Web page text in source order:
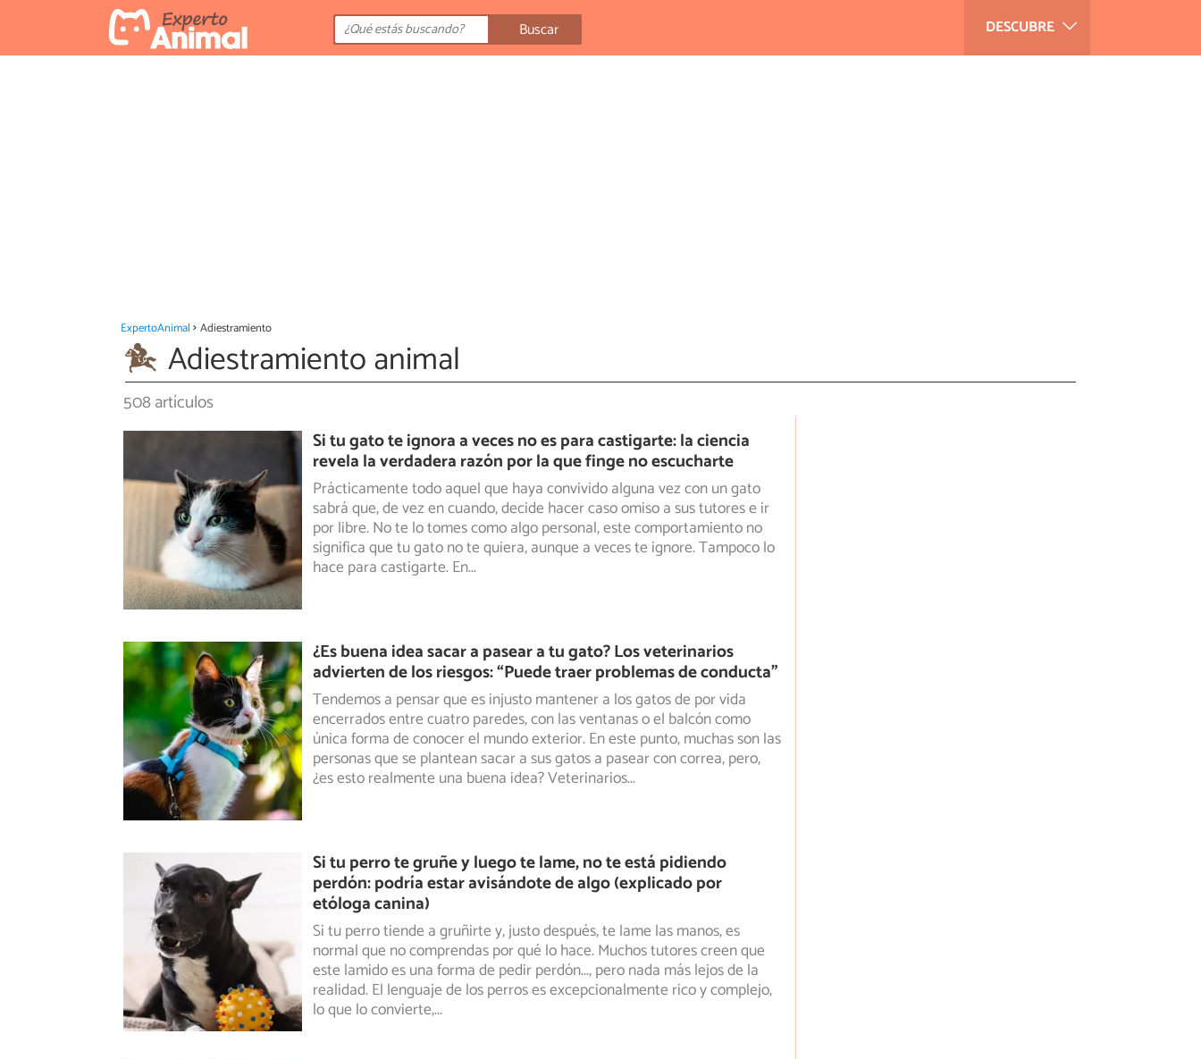
DESCUBRE
Buscar
ExpertoAnimal Adiestramiento
Adiestramiento animal
508 artículos
Si tu gato te ignora a veces no es para castigarte: la ciencia
revela la verdadera razón por la que finge no escucharte
Prácticamente todo aquel que haya convivido alguna vez con un gato
sabrá que, de vez en cuando, decide hacer caso omiso a sus tutores e ir
porlibre. No te lo tomes como algo personal, este comportamiento no
significa que tu gato no te quiera, aunque a veces te ignore. Tampoco lo
hace para castigarte. En...
¿Es buena idea sacar a pasear a tu gato? Los veterinarios
advierten de los riesgos: “Puede traer problemas de conducta”
Tendemos a pensar que es injusto mantener a los gatos de por vida
encerrados entre cuatro paredes, con las ventanas o el balcón como
única formade conocer el mundo exterior. En este punto, muchas son las
personas que se plantean sacar a sus gatos a pasear con correa, pero,
¿es esto realmente una buena idea? Veterinarios...
Si tu perro te gruñe y luego te lame, no te está pidiendo
perdón: podría estar avisándote de algo (explicado por
etóloga canina)
Si tu perro tiende a gruñirte y, justo después, te lame las manos, es
normal que no comprendas por qué lo hace. Muchos tutores creen que
este lamido es una forma de pedir perdón..., pero nada más lejos de la
realidad. El lenguaje de los perros es excepcionalmente rico y complejo,
lo que lo convierte,...